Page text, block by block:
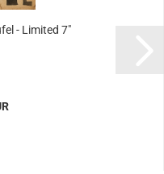
- Limited 7"